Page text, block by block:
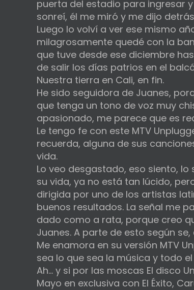
puerta del estadio para ingresar
sonreí, él me miró y me dijo
Luego lo volví a ver ese mismo
milagrosamente quedé con la
que tuve desde ese diciembre
de salir los días patrios en el
Nuestra tierra en Cali, en fin.
He sido seguidora de Juanes,
que tenga un tono de voz muy
apasionado, me parece que es
Le tengo fe con este MTV
recuerda, alguna de sus
vida.
Lo veo desgastado, eso siento,
su vida, ya no está tan lúcido,
dirigida por uno de los artistas
buenos resultados. La señal me
dado como a rata, porque creo
Juanes. A parte de esto según
Me enamora en su versión MTV
sea lo que sea la música y todo
Ah… y si por las moscas El disco
Mayo en exclusiva con El Éxito,